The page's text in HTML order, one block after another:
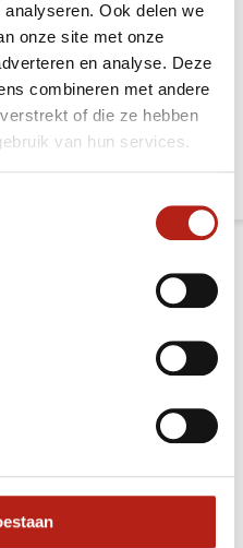
Ook delen we
onze site met onze
en analyse. Deze
combineren met andere
of die ze hebben
van hun services.
Rubber fitness tegel
Connect Fifteen - Gratis
verzonden
Levertijd in overleg / Neem
contact met ons op
59,99
Hoek voor rubber fitness
tegel (voor connect tegel)
contact met ons op